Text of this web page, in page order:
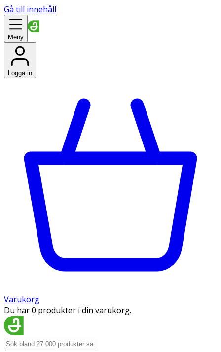
Gå till innehåll
Meny
Logga in
Varukorg
Du har 0 produkter i din varukorg.